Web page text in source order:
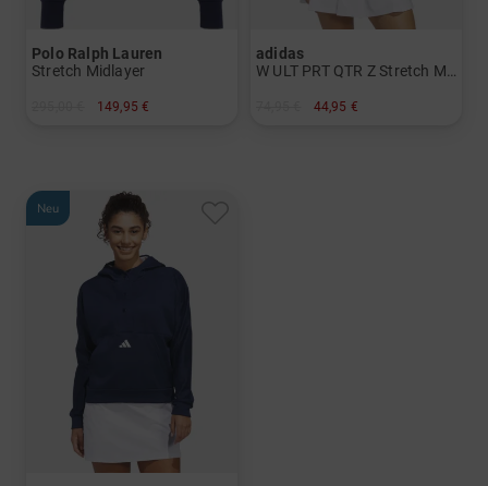
Polo Ralph Lauren
Stretch Midlayer
149,95 €
adidas
44,95 €
Neu